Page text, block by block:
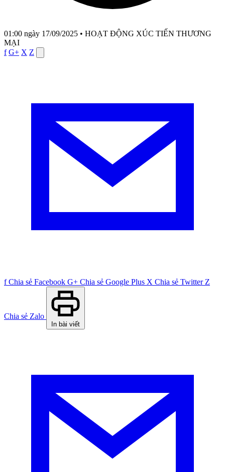
01:00 ngày 17/09/2025 • HOẠT ĐỘNG XÚC TIẾN THƯƠNG
MẠI
f G+ X Z
fChia sẻ Facebook G+ Chia sẻ Google Plus X Chia sẻ Twitter Z
Chia sẻ Zalo
In bài viết